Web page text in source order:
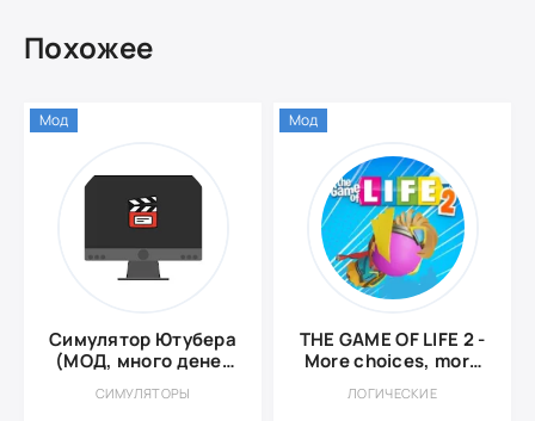
Похожее
Симулятор Ютубера
(МОД, много денег
СИМУЛЯТОРЫ
Мод
THE GAME OF LIFE 2 -
More choices, more
платный контент}
ЛОГИЧЕСКИЕ
Мод